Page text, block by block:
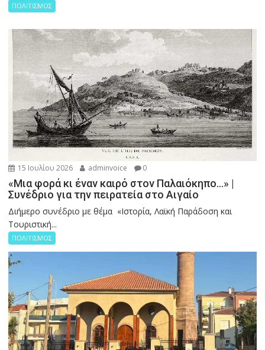
ΠΟΛΙΤΙΣΜΟΣ
15 Ιουλίου 2026 adminvoice 0
«Μια φορά κι έναν καιρό στον Παλαιόκηπο…» |
Συνέδριο για την πειρατεία στο Αιγαίο
Διήμερο συνέδριο με θέμα «Ιστορία, Λαϊκή Παράδοση και
Τουριστική...
ΠΟΛΙΤΙΣΜΟΣ